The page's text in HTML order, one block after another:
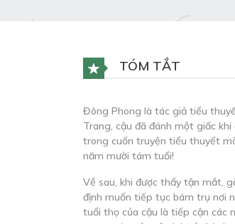
TÓM TẮT
Đông Phong là tác giả tiểu
Trang, cậu đã đánh một giấc
trong cuốn truyện tiểu thuyết
năm mười tám tuổi!
Về sau, khi được thấy tận mắt,
định muốn tiếp tục bám trụ nơi
tuổi thọ của cậu là tiếp cận các